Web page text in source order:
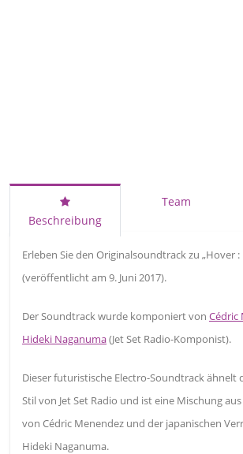
Beschreibung
Team
Erleben Sie den Originalsoundtrack zu „Hover :
(veröffentlicht am 9. Juni 2017).
Der Soundtrack wurde komponiert von Cédric
Hideki Naganuma(Jet Set Radio-Komponist).
Dieser futuristische Electro-Soundtrack ähnelt
Stil von Jet Set Radio und ist eine Mischung
von Cédric Menendez und der japanischen
Hideki Naganuma.